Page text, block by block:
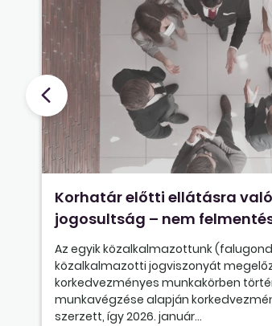
Korhatár előtti ellátásra való
jogosultság – nem
Az egyik közalkalmazottunk
közalkalmazotti jogviszonyát
korkedvezményes munkakörben
munkavégzése alapján
szerzett, így 2026. január...